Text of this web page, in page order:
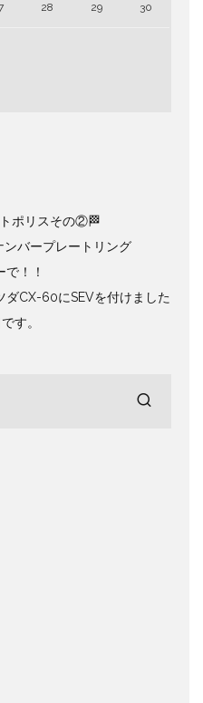
28 29 30
ポリスその②🏁
ンバープレートリング
！！
ダCX-60にSEVを付けました
す。